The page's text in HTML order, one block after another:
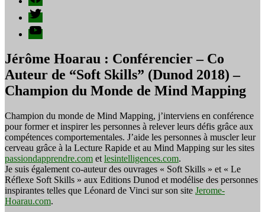
Twitter
YouTube
Jérôme Hoarau : Conférencier – Co
Auteur de “Soft Skills” (Dunod 2018) –
Champion du Monde de Mind Mapping
Champion du monde de Mind Mapping, j’interviens en conférence
pour former et inspirer les personnes à relever leurs défis grâce aux
compétences comportementales. J’aide les personnes à muscler leur
cerveau grâce à la Lecture Rapide et au Mind Mapping sur les sites
passiondapprendre.com et lesintelligences.com.
Je suis également co-auteur des ouvrages « Soft Skills » et « Le
Réflexe Soft Skills » aux Editions Dunod et modélise des personnes
inspirantes telles que Léonard de Vinci sur son site Jerome-
Hoarau.com.